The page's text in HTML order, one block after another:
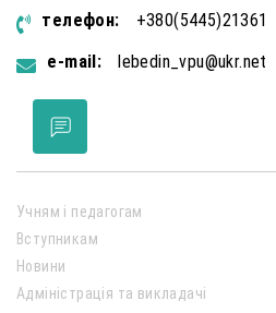
телефон:
+380(5445)21361
e-mail:
lebedin_vpu@ukr.net
Учням і педагогам
Вступникам
Новини
Адміністрація та викладачі